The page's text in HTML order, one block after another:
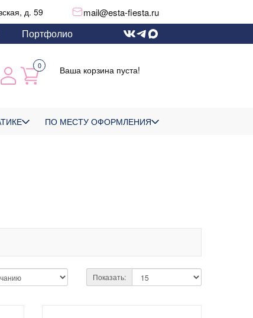
д. 59 mail@esta-fiesta.ru
Портфолио
0 Ваша корзина пуста!
ПО МЕСТУ ОФОРМЛЕНИЯ
Показать: